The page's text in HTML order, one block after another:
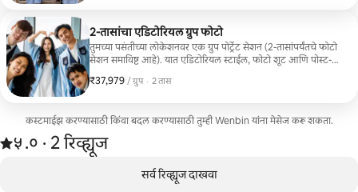
2-तासांचा एडिटोरियल ग्रुप फोटो
तुमच्या पसंतीच्या लोकेशनवर एक ग्रुप पोर्ट्रेट सेशन (2-तासांपर्यंतचे फोटो
सेशन समाविष्ट आहे). यात एडिटोरियल स्टाईल, फोटो शूट आणि पोस्ट-
आहेत. ग्रॅज्युएशन फोटो, फॅमिली पार्ट्या, मित्रांच्या पार्ट्या आणि कॉर्पोरेट
₹37,979 / ग्रुप
₹37,979, प्रति ग्रुप
, · 2 तास
कस्टमाईझ करण्यासाठी किंवा बदल करण्यासाठी तुम्ही Wenbin यांना मेसेज करू शकता.
2 रिव्ह्यूजमधून 5 पैकी ५.० स्टार्स रेटिंग आहे
५.०
,
· 2 रिव्ह्यूज
सर्व रिव्ह्यूज दाखवा